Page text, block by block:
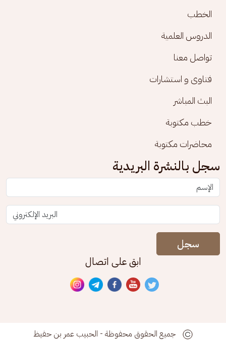
الخطب
الدروس العلمية
تواصل معنا
فتاوى و استشارات
البث المباشر
خطب مكتوبة
محاضرات مكتوبة
سجل بالنشرة البريدية
سجل
ابق على اتصال
جميع الحقوق محفوظة - الحبيب عمر بن حفيظ